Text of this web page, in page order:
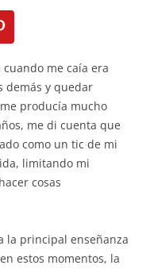
me caía era
demás y quedar
producía mucho
me di cuenta que
como un tic de mi
limitando mi
cosas
la principal enseñanza
estos momentos, la